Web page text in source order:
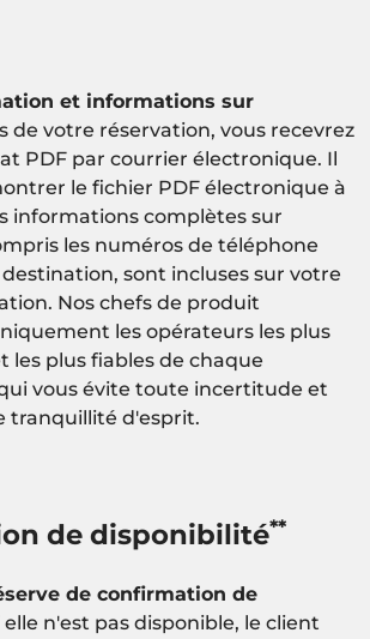
et informations sur
de votre réservation, vous recevrez
PDF par courrier électronique. Il
le fichier PDF électronique à
informations complètes sur
les numéros de téléphone
sont incluses sur votre
Nos chefs de produit
les opérateurs les plus
les plus fiables de chaque
vous évite toute incertitude et
tranquillité d'esprit.
de disponibilité**
de confirmation de
elle n'est pas disponible, le client